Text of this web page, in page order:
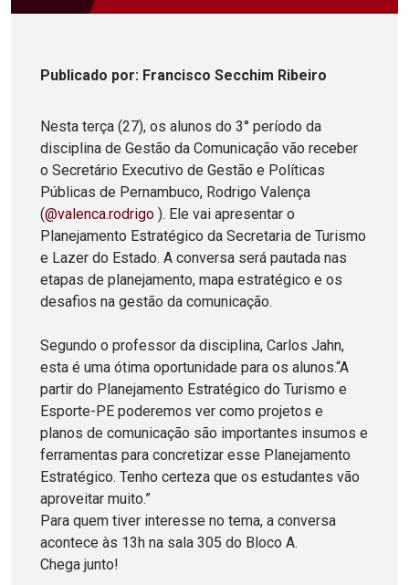
Publicado por: Francisco Secchim Ribeiro
Nesta terça (27), os alunos do 3° período da
disciplina de Gestão da Comunicação vão receber
o Secretário Executivo de Gestão e Políticas
Públicas de Pernambuco, Rodrigo Valença
(@valenca.rodrigo ). Ele vai apresentar o
Planejamento Estratégico da Secretaria de Turismo
e Lazer do Estado. A conversa será pautada nas
etapas de planejamento, mapa estratégico e os
desafios na gestão da comunicação.
Segundo o professor da disciplina, Carlos Jahn,
esta é uma ótima oportunidade para os alunos.“A
partir do Planejamento Estratégico do Turismo e
Esporte-PE poderemos ver como projetos e
planos de comunicação são importantes insumos e
ferramentas para concretizar esse Planejamento
Estratégico. Tenho certeza que os estudantes vão
aproveitar muito.”
Para quem tiver interesse no tema, a conversa
acontece às 13h na sala 305 do Bloco A.
Chega junto!